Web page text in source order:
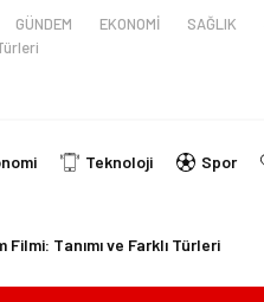
GÜNDEM EKONOMİ SAĞLIK
Teknoloji Spor
Filmi: Tanımı ve Farklı Türleri